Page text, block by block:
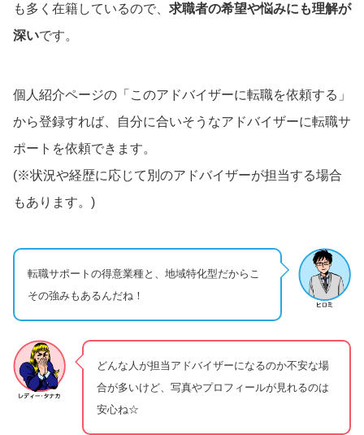
も多く在籍しているので、 求職者の希望や悩みにも理解が
深いです。
個人紹介ページの「このアドバイザーに転職を依頼する」
から登録すれば、自分に合いそうなアドバイザーに転職サ
ポートを依頼できます。
(※状況や経歴に応じて別のアドバイザーが担当する場合
もあります。)
転職サポートの得意業種と、地域特化型だからこ
その強みもあるんだね！
どんな人が担当アドバイザーになるのか不安な場
合が多いけど、写真やプロフィールが見れるのは
安心ね☆